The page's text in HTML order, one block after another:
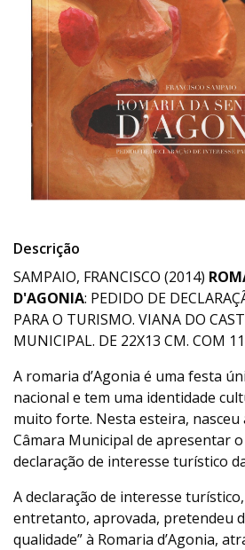
Descrição
SAMPAIO, FRANCISCO (2014)
D'AGONIA: PEDIDO DE
PARA O TURISMO. VIANA DO
MUNICIPAL. DE 22X13 CM. COM
A romaria d’Agonia é uma festa
nacional e tem uma identidade
muito forte. Nesta esteira, nasceu
Câmara Municipal de apresentar
declaração de interesse turístico
A declaração de interesse
entretanto, aprovada, pretendeu
qualidade” à Romaria d’Agonia,